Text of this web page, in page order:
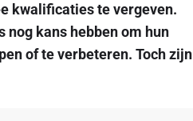
kwalificaties te vergeven.
nog kans hebben om hun
of te verbeteren. Toch zijn